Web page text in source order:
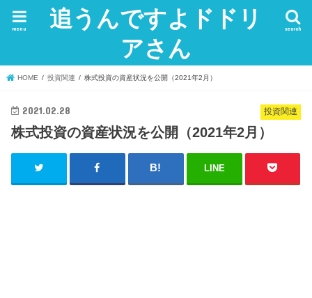
追うんですよドドリ
アさん
search
menu
HOME 投資関連 株式投資の資産状況を公開（2021年2月）
投資関連
2021.02.28
株式投資の資産状況を公開（2021年2月）
LINE